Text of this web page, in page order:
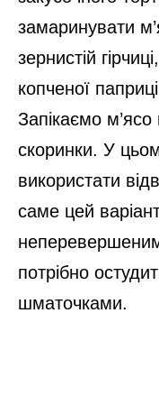
замаринувати
зернистій
копченої
Запікаємо м’ясо
скоринки. У
використати
саме цей
потрібно
шматочками.